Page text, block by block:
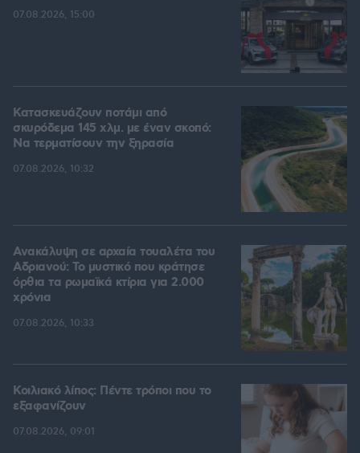
07.08.2026, 15:00
Κατασκευάζουν ποτάμι από
σκυρόδεμα 145 χλμ. με έναν σκοπό:
Να τερματίσουν την ξηρασία
07.08.2026, 10:32
Ανακάλυψη σε αρχαία τουαλέτα του
Αδριανού: Το μυστικό που κράτησε
όρθια τα ρωμαϊκά κτίρια για 2.000
χρόνια
07.08.2026, 10:33
Κοιλιακό λίπος: Πέντε τρόποι που το
εξαφανίζουν
07.08.2026, 09:01